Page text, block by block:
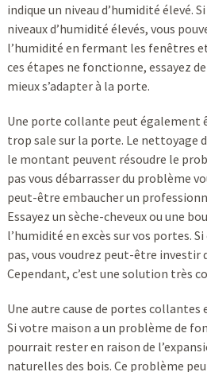
indique un niveau d’humidité élevé.
niveaux d’humidité élevés, vous
l’humidité en fermant les fenêtres
ces étapes ne fonctionne, essayez
mieux s’adapter à la porte.
Une porte collante peut également
trop sale sur la porte. Le nettoyage
le montant peuvent résoudre le
pas vous débarrasser du problème
peut-être embaucher un
Essayez un sèche-cheveux ou une
l’humidité en excès sur vos portes.
pas, vous voudrez peut-être investir
Cependant, c’est une solution très
Une autre cause de portes collantes
Si votre maison a un problème de
pourrait rester en raison de
naturelles des bois. Ce problème